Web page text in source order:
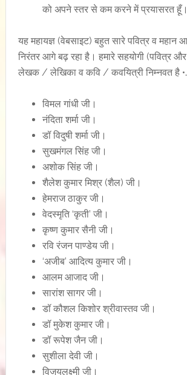
को अपने स्तर से कम करने में प्रयासरत हूँ।
यह महायज्ञ (वेबसाइट) बहुत सारे पवित्र व
निरंतर आगे बढ़ रहा है। हमारे सहयोगी (पवित्र
लेखक / लेखिका व कवि / कवयित्री निम्नवत है
विमल गांधी जी।
नंदिता शर्मा जी।
डॉ विदुषी शर्मा जी।
सुखमंगल सिंह जी।
अशोक सिंह जी।
शैलेश कुमार मिश्र (शैल) जी।
हेमराज ठाकुर जी।
वेदस्मृति ‘कृती’ जी।
कृष्ण कुमार सैनी जी।
रवि रंजन पाण्डेय जी।
‘अजीब’ आदित्य कुमार जी।
आलम आजाद जी।
सारांश सागर जी।
डॉ कौशल किशोर श्रीवास्तव जी।
डॉ मुकेश कुमार जी।
डॉ रूपेश जैन जी।
सुशीला देवी जी।
विजयलक्ष्मी जी।